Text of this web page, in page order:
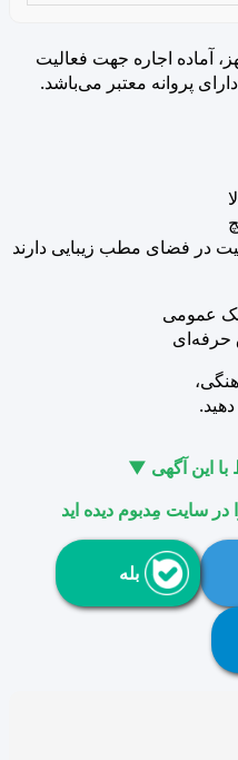
آماده اجاره جهت فعالیت
پروانه معتبر می‌باشد.
در فضای مطب زیبایی دارند
عمومی
حرفه‌ای
این آگهی ▼
در سایت مِدبوم دیده اید
بله